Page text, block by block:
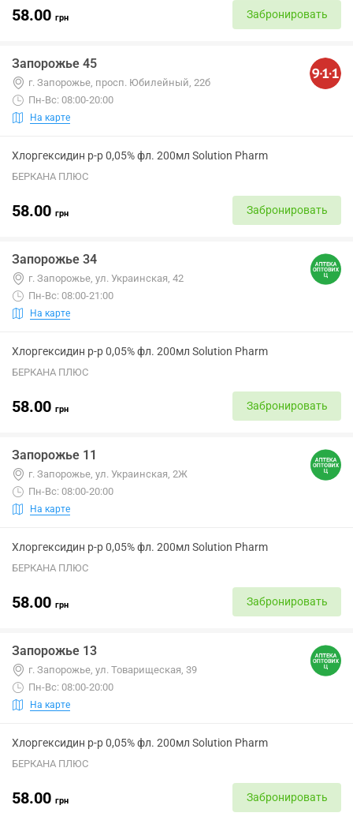
58.00 грн Забронировать
Запорожье 45
г. Запорожье, просп. Юбилейный, 22б
Пн-Вс: 08:00-20:00
На карте
Хлоргексидин р-р 0,05% фл. 200мл Solution Pharm
БЕРКАНА ПЛЮС
58.00 грн Забронировать
Запорожье 34
г. Запорожье, ул. Украинская, 42
Пн-Вс: 08:00-21:00
На карте
Хлоргексидин р-р 0,05% фл. 200мл Solution Pharm
БЕРКАНА ПЛЮС
58.00 грн Забронировать
Запорожье 11
г. Запорожье, ул. Украинская, 2Ж
Пн-Вс: 08:00-20:00
На карте
Хлоргексидин р-р 0,05% фл. 200мл Solution Pharm
БЕРКАНА ПЛЮС
58.00 грн Забронировать
Запорожье 13
г. Запорожье, ул. Товарищеская, 39
Пн-Вс: 08:00-20:00
На карте
Хлоргексидин р-р 0,05% фл. 200мл Solution Pharm
БЕРКАНА ПЛЮС
58.00 грн Забронировать